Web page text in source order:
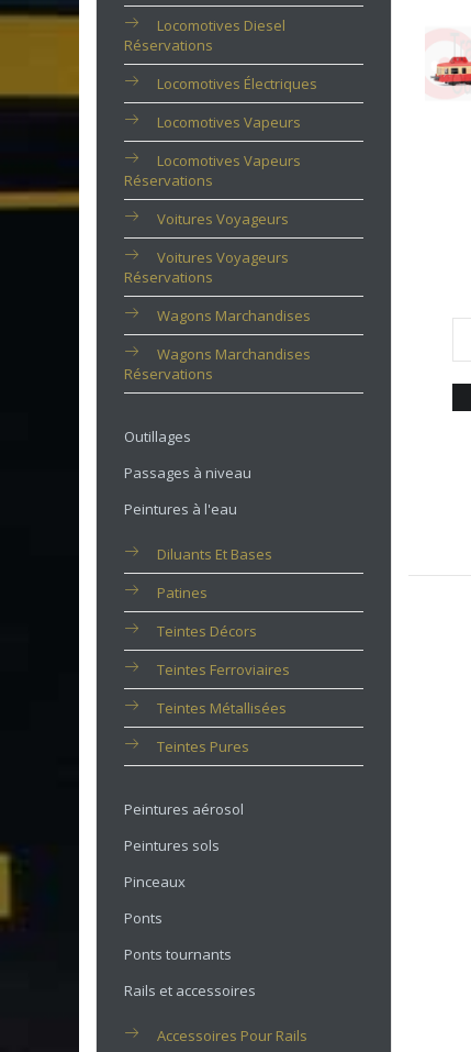
Locomotives Diesel
Réservations
Locomotives Électriques
Locomotives Vapeurs
Locomotives Vapeurs
Réservations
Voitures Voyageurs
Voitures Voyageurs
Réservations
Wagons Marchandises
Wagons Marchandises
Réservations
Outillages
Passages à niveau
Peintures à l'eau
Diluants Et Bases
Patines
Teintes Décors
Teintes Ferroviaires
Teintes Métallisées
Teintes Pures
Peintures aérosol
Peintures sols
Pinceaux
Ponts
Ponts tournants
Rails et accessoires
Accessoires Pour Rails